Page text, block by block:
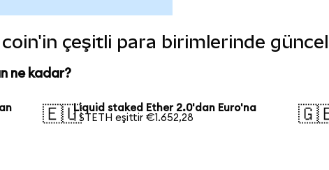
çeşitli para birimlerinde
ne kadar?
🇪🇺Liquid staked Ether 2.0'dan Euro'na
1 STETH eşittir €1.652,28